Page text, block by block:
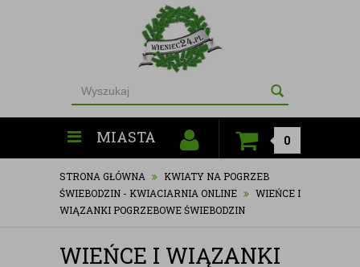
MIASTA 0
STRONA GŁÓWNA
KWIATY NA POGRZEB
ŚWIEBODZIN - KWIACIARNIA ONLINE
WIEŃCE I
WIĄZANKI POGRZEBOWE ŚWIEBODZIN
WIEŃCE I WIĄZANKI